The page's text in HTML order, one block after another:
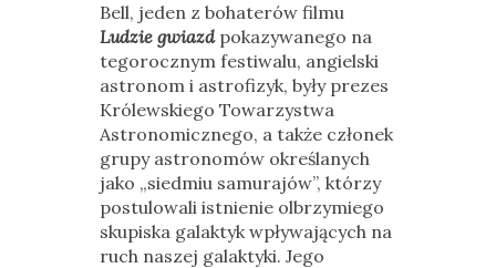
Bell, jeden z bohaterów filmu
Ludzie gwiazdpokazywanego na
tegorocznym festiwalu, angielski
astronom i astrofizyk, były prezes
Królewskiego Towarzystwa
Astronomicznego, a także członek
grupy astronomów określanych
jako „siedmiu samurajów”, którzy
postulowali istnienie olbrzymiego
skupiska galaktyk wpływających na
ruch naszej galaktyki. Jego